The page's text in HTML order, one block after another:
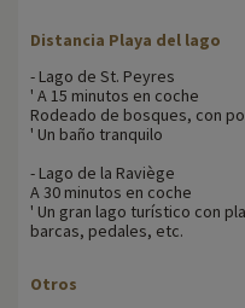
Distancia Playa del lago
- Lago de St. Peyres
' A 15 minutos en coche
Rodeado de bosques, con
' Un baño tranquilo
- Lago de la Raviège
A 30 minutos en coche
' Un gran lago turístico con
barcas, pedales, etc.
Otros